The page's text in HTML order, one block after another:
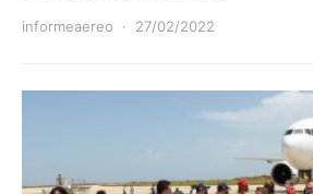
informeaereo 27/02/2022